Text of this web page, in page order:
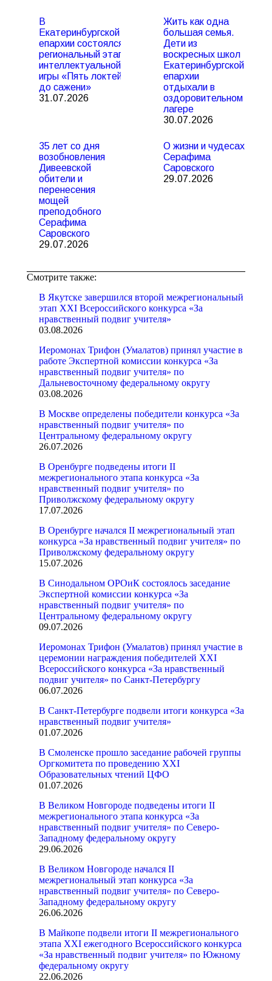
В
Екатеринбургской
епархии состоялся
региональный этап
интеллектуальной
игры «Пять локтей
до сажени»
31.07.2026
Жить как одна
большая семья.
Дети из
воскресных школ
Екатеринбургской
епархии
отдыхали в
оздоровительном
лагере
30.07.2026
35 лет со дня
возобновления
Дивеевской
обители и
перенесения
мощей
преподобного
Серафима
Саровского
29.07.2026
О жизни и чудесах
Серафима
Саровского
29.07.2026
Смотрите также:
В Якутске завершился второй межрегиональный
этап XXI Всероссийского конкурса «За
нравственный подвиг учителя»
03.08.2026
Иеромонах Трифон (Умалатов) принял участие в
работе Экспертной комиссии конкурса «За
нравственный подвиг учителя» по
Дальневосточному федеральному округу
03.08.2026
В Москве определены победители конкурса «За
нравственный подвиг учителя» по
Центральному федеральному округу
26.07.2026
В Оренбурге подведены итоги II
межрегионального этапа конкурса «За
нравственный подвиг учителя» по
Приволжскому федеральному округу
17.07.2026
В Оренбурге начался II межрегиональный этап
конкурса «За нравственный подвиг учителя» по
Приволжскому федеральному округу
15.07.2026
В Синодальном ОРОиК состоялось заседание
Экспертной комиссии конкурса «За
нравственный подвиг учителя» по
Центральному федеральному округу
09.07.2026
Иеромонах Трифон (Умалатов) принял участие в
церемонии награждения победителей XXI
Всероссийского конкурса «За нравственный
подвиг учителя» по Санкт-Петербургу
06.07.2026
В Санкт-Петербурге подвели итоги конкурса «За
нравственный подвиг учителя»
01.07.2026
В Смоленске прошло заседание рабочей группы
Оргкомитета по проведению XXI
Образовательных чтений ЦФО
01.07.2026
В Великом Новгороде подведены итоги II
межрегионального этапа конкурса «За
нравственный подвиг учителя» по Северо-
Западному федеральному округу
29.06.2026
В Великом Новгороде начался II
межрегиональный этап конкурса «За
нравственный подвиг учителя» по Северо-
Западному федеральному округу
26.06.2026
В Майкопе подвели итоги II межрегионального
этапа XXI ежегодного Всероссийского конкурса
«За нравственный подвиг учителя» по Южному
федеральному округу
22.06.2026